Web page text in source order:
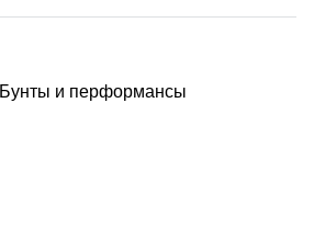
Бунты и перформансы